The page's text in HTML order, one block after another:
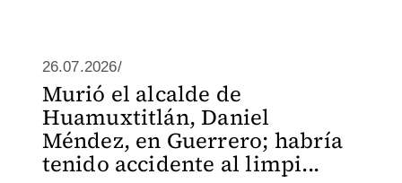
26.07.2026/
Murió el alcalde de
Huamuxtitlán, Daniel
Méndez, en Guerrero; habría
tenido accidente al limpi...